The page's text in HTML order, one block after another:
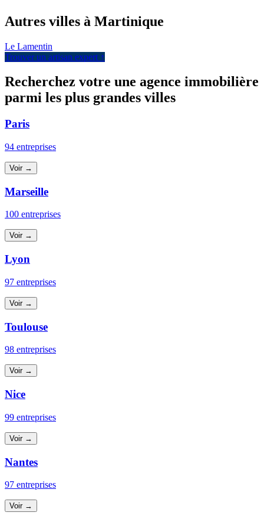
+
Autres villes à Martinique
Le Lamentin
Trouver un artisan expert ↑
Recherchez votre une agence immobilière
parmi les plus grandes villes
Paris
94 entreprises
Voir →
Marseille
100 entreprises
Voir →
Lyon
97 entreprises
Voir →
Toulouse
98 entreprises
Voir →
Nice
99 entreprises
Voir →
Nantes
97 entreprises
Voir →